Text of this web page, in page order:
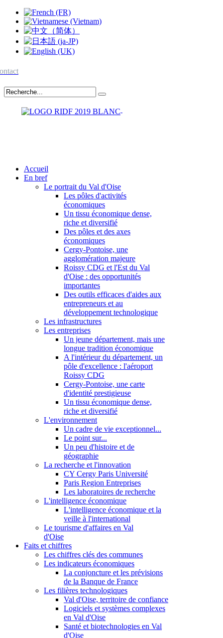
Accueil
En bref
Le portrait du Val d'Oise
Les pôles d'activités
économiques
Un tissu économique dense,
riche et diversifié
Des pôles et des axes
économiques
Cergy-Pontoise, une
agglomération majeure
Roissy CDG et l'Est du Val
d'Oise : des opportunités
importantes
Des outils efficaces d'aides aux
entrepreneurs et au
développement technologique
Les infrastructures
Les entreprises
Un jeune département, mais une
longue tradition économique
A l'intérieur du département, un
pôle d'excellence : l'aéroport
Roissy CDG
Cergy-Pontoise, une carte
d'identité prestigieuse
Un tissu économique dense,
riche et diversifié
L'environnement
Un cadre de vie exceptionnel...
Le point sur...
Un peu d'histoire et de
géographie
La recherche et l'innovation
CY Cergy Paris Université
Paris Region Entreprises
Les laboratoires de recherche
L'intelligence économique
L'intelligence économique et la
veille à l'international
Le tourisme d'affaires en Val
d'Oise
Faits et chiffres
Les chiffres clés des communes
Les indicateurs économiques
La conjoncture et les prévisions
de la Banque de France
Les filières technologiques
Val d'Oise, territoire de confiance
Logiciels et systèmes complexes
en Val d'Oise
Santé et biotechnologies en Val
d'Oise